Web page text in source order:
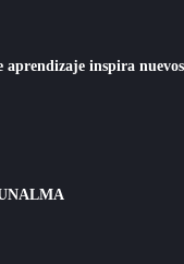
aprendizaje inspira